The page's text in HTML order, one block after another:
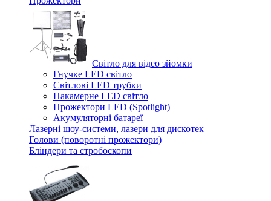
Світло для відео зйомки
Гнучке LED світло
Світлові LED трубки
Накамерне LED світло
Прожектори LED (Spotlight)
Акумуляторні батареї
Лазерні шоу-системи, лазери для дискотек
Голови (поворотні прожектори)
Бліндери та стробоскопи